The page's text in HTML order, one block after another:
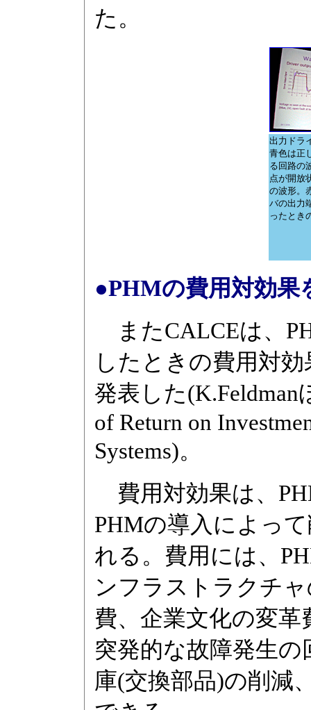
た。
出力ドラ
青色は正
る回路の
点が開放
の波形。
バの出力
ったとき
●PHMの費用対効果
またCALCEは、
したときの費用対
発表した(K.Feldman
of Return on
Systems)。
費用対効果は、
PHMの導入によっ
れる。費用には、
ンフラストラクチ
費、企業文化の変
突発的な故障発生
庫(交換部品)の削減